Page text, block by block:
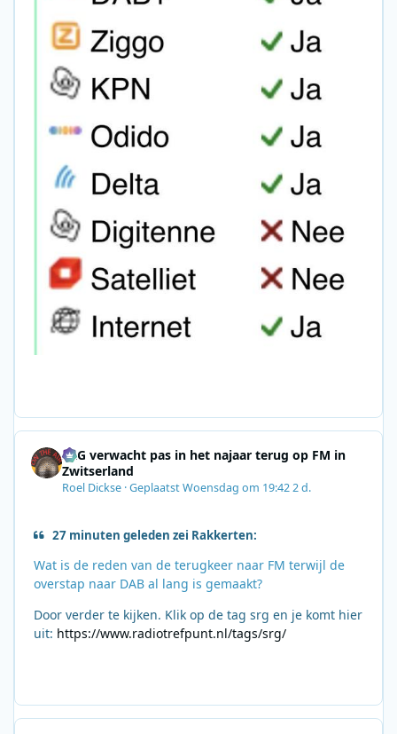
SRG verwacht pas in het najaar terug op FM in
Zwitserland
Roel Dickse ·GeplaatstWoensdag om 19:422 d.
27 minuten geleden zei Rakkerten:
Wat is de reden van de terugkeer naar FM terwijl de
overstap naar DAB al lang is gemaakt?
Door verder te kijken. Klik op de tag srg en je komt hier
uit: https://www.radiotrefpunt.nl/tags/srg/